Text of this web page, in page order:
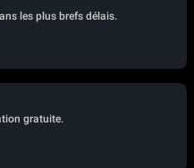
les plus brefs délais.
gratuite.